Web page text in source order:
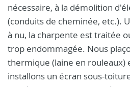
nécessaire, à la démolition
(conduits de cheminée, etc.).
à nu, la charpente est traitée
trop endommagée. Nous
thermique (laine en rouleaux)
installons un écran sous-